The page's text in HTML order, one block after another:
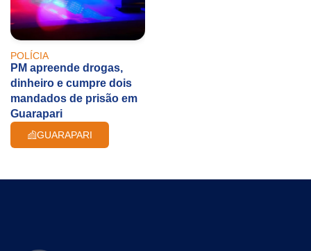
POLÍCIA
PM apreende drogas,
dinheiro e cumpre dois
mandados de prisão em
Guarapari
GUARAPARI